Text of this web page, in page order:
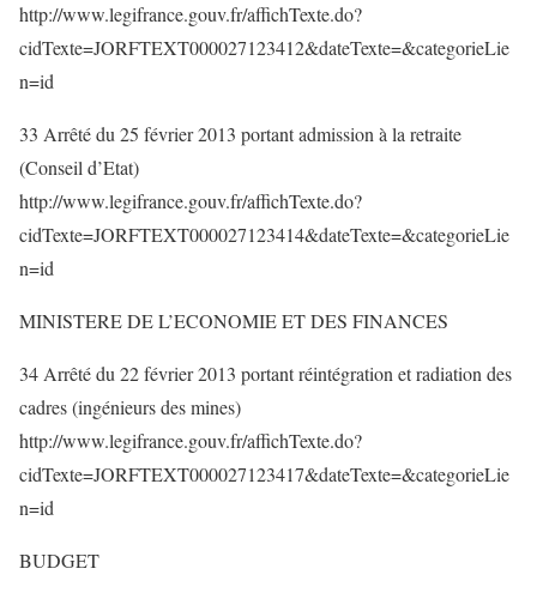
http://www.legifrance.gouv.fr/affichTexte.do?
cidTexte=JORFTEXT000027123412&dateTexte=&categorieLie
n=id
33 Arrêté du 25 février 2013 portant admission à la retraite
(Conseil d’Etat)
http://www.legifrance.gouv.fr/affichTexte.do?
cidTexte=JORFTEXT000027123414&dateTexte=&categorieLie
n=id
MINISTERE DE L’ECONOMIE ET DES FINANCES
34 Arrêté du 22 février 2013 portant réintégration et radiation des
cadres (ingénieurs des mines)
http://www.legifrance.gouv.fr/affichTexte.do?
cidTexte=JORFTEXT000027123417&dateTexte=&categorieLie
n=id
BUDGET